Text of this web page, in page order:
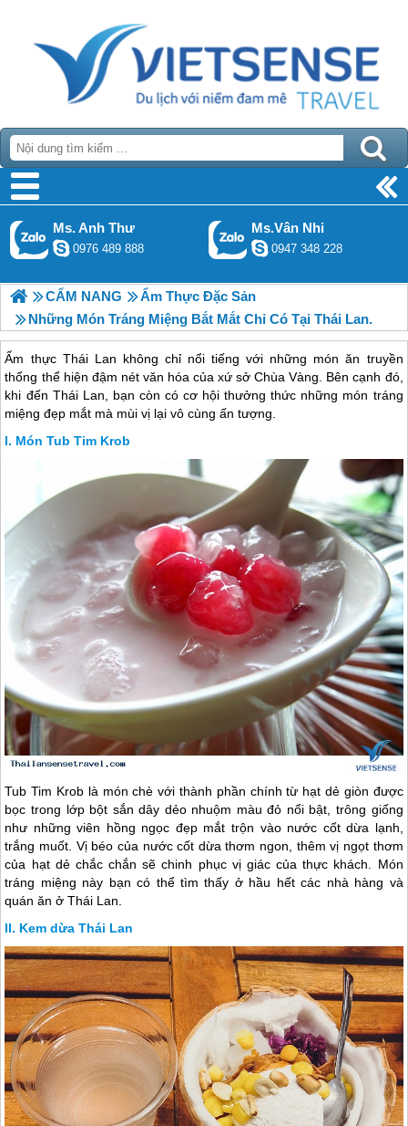
Ms. Anh Thư
0976 489 888
Ms.Vân Nhi
0947 348 228
CẨM NANG
Ẩm Thực Đặc Sản
Những Món Tráng Miệng Bắt Mắt Chỉ Có Tại Thái Lan.
Ẩm thực Thái Lan không chỉ nổi tiếng với những món ăn truyền
thống thể hiện đậm nét văn hóa của xứ sở Chùa Vàng. Bên cạnh đó,
khi đến Thái Lan, bạn còn có cơ hội thưởng thức những món tráng
miệng đẹp mắt mà mùi vị lại vô cùng ấn tượng.
Món Tub Tim Krob
Tub Tim Krob là món chè với thành phần chính từ hạt dẻ giòn được
bọc trong lớp bột sắn dây dẻo nhuộm màu đỏ nổi bật, trông giống
như những viên hồng ngọc đẹp mắt trộn vào nước cốt dừa lạnh,
trắng muốt. Vị béo của nước cốt dừa thơm ngon, thêm vị ngọt thơm
của hạt dẻ chắc chắn sẽ chinh phục vị giác của thực khách. Món
tráng miệng này bạn có thể tìm thấy ở hầu hết các nhà hàng và
quán ăn ở Thái Lan.
Kem dừa Thái Lan